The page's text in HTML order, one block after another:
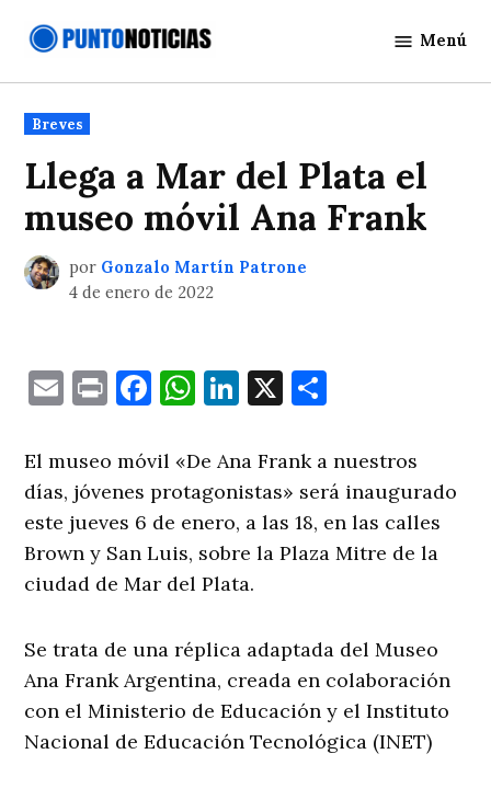
Noticias
Menú
Publicado
en
Breves
Llega a Mar del Plata el
museo móvil Ana Frank
por Gonzalo Martín Patrone
4 de enero de 2022
EmailPrintFacebook
WhatsApp
LinkedIn
X
El museo móvil «De Ana Frank a nuestros
días, jóvenes protagonistas» será inaugurado
este jueves 6 de enero, a las 18, en las calles
Brown y San Luis, sobre la Plaza Mitre de la
ciudad de Mar del Plata.
Se trata de una réplica adaptada del Museo
Ana Frank Argentina, creada en colaboración
con el Ministerio de Educación y el Instituto
Nacional de Educación Tecnológica (INET)